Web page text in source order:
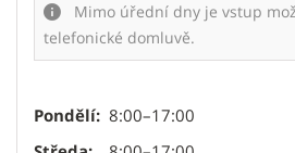
Mimo úřední dny je vstup
telefonické domluvě.
Pondělí: 8:00–17:00